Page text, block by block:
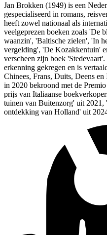
Jan Brokken (1949) is een
gespecialiseerd in romans,
heeft zowel nationaal als
veelgeprezen boeken zoals 'De
waanzin', 'Baltische zielen', 'In
vergelding', 'De Kozakkentuin'
verscheen zijn boek
erkenning gekregen en is
Chinees, Frans, Duits, Deens
in 2020 bekroond met de
prijs van Italiaanse
tuinen van Buitenzorg' uit
ontdekking van Holland' uit